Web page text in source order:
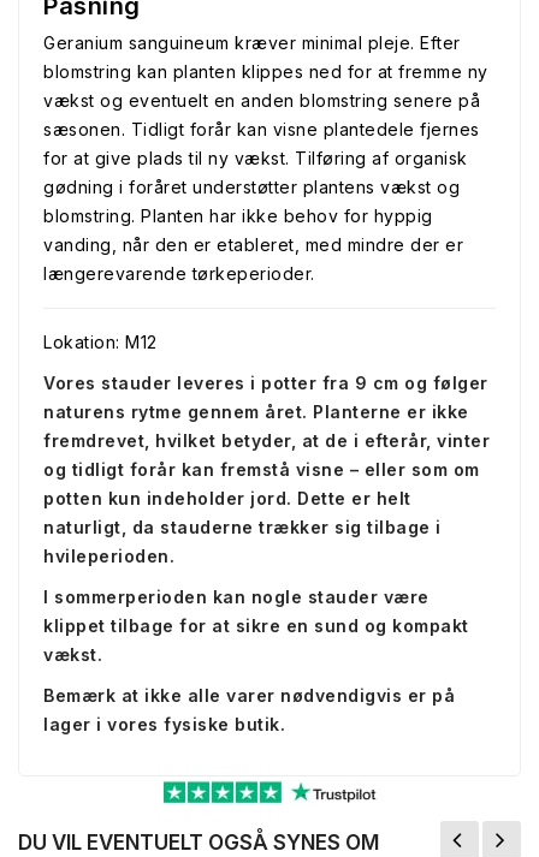
Pasning
Geranium sanguineum kræver minimal pleje. Efter
blomstring kan planten klippes ned for at fremme ny
vækst og eventuelt en anden blomstring senere på
sæsonen. Tidligt forår kan visne plantedele fjernes
for at give plads til ny vækst. Tilføring af organisk
gødning i foråret understøtter plantens vækst og
blomstring. Planten har ikke behov for hyppig
vanding, når den er etableret, med mindre der er
længerevarende tørkeperioder.
Lokation: M12
Vores stauder leveres i potter fra 9 cm og følger
naturens rytme gennem året. Planterne er ikke
fremdrevet, hvilket betyder, at de i efterår, vinter
og tidligt forår kan fremstå visne – eller som om
potten kun indeholder jord. Dette er helt
naturligt, da stauderne trækker sig tilbage i
hvileperioden.
I sommerperioden kan nogle stauder være
klippet tilbage for at sikre en sund og kompakt
vækst.
Bemærk at ikke alle varer nødvendigvis er på
lager i vores fysiske butik.
DU VIL EVENTUELT OGSÅ SYNES OM